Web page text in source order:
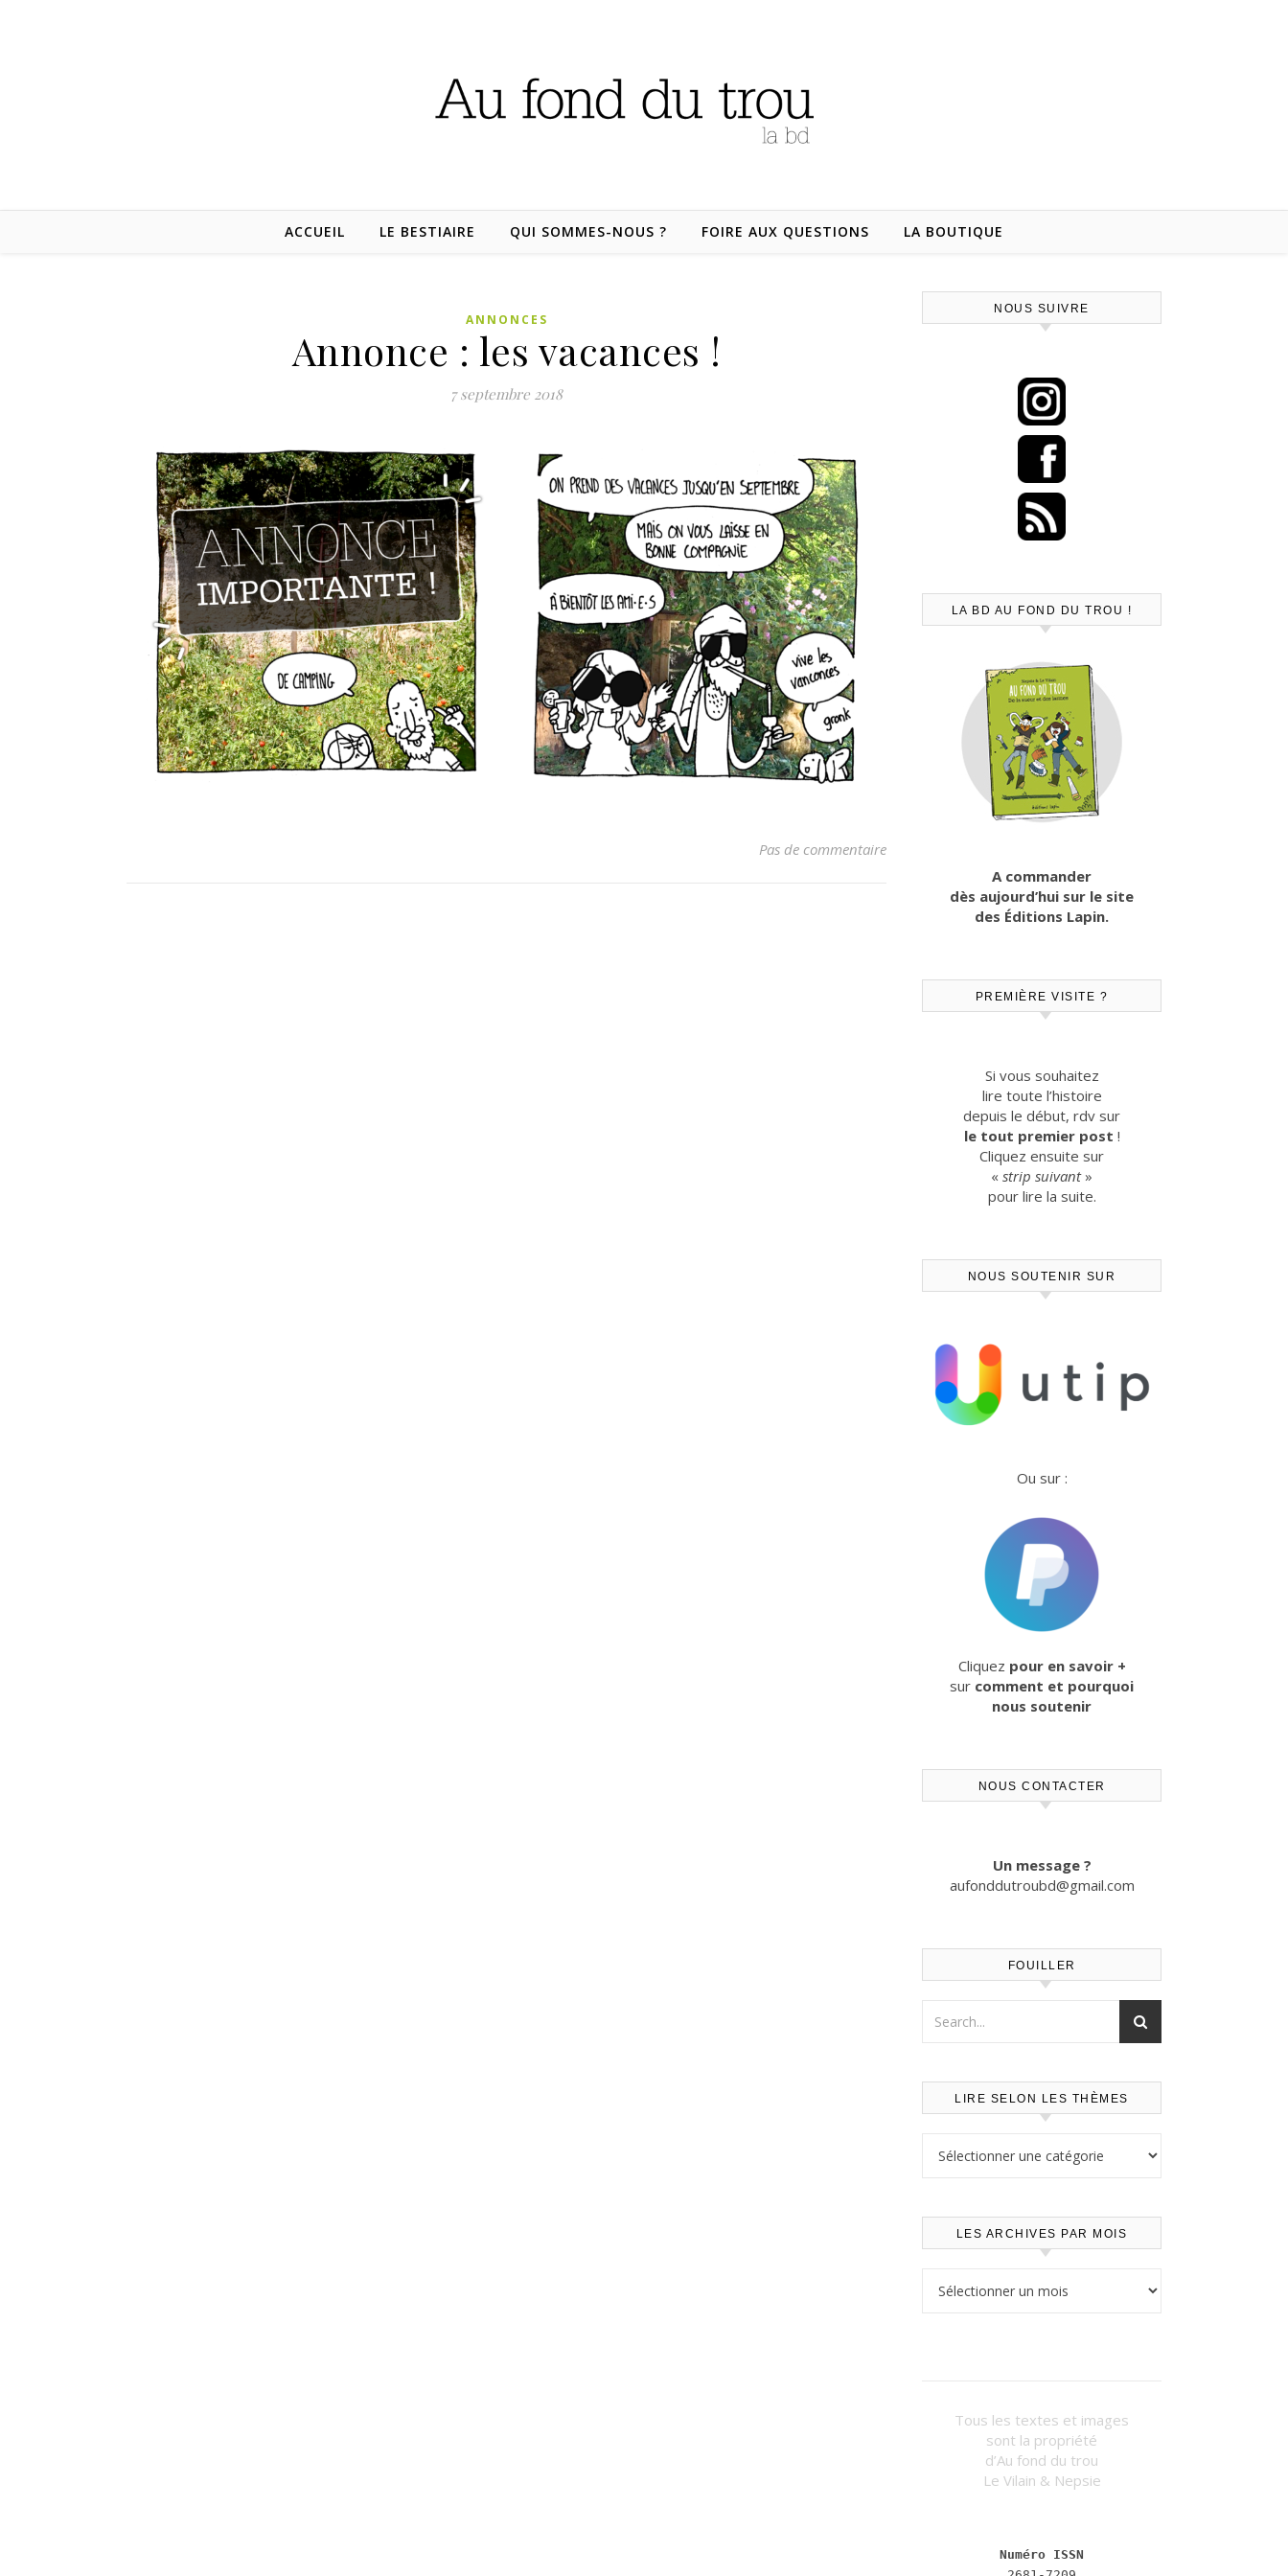
ACCUEIL LE BESTIAIRE QUI SOMMES-NOUS ? FOIRE AUX QUESTIONS LA BOUTIQUE
ANNONCES
Annonce : les vacances !
7 septembre 2018
Pas de commentaire
NOUS SUIVRE
LA BD AU FOND DU TROU !
A commander
dès aujourd’hui sur le site
des Éditions Lapin.
PREMIÈRE VISITE ?
Si vous souhaitez
lire toute l’histoire
depuis le début, rdv sur
le tout premier post !
Cliquez ensuite sur
« strip suivant»
pour lire la suite.
NOUS SOUTENIR SUR
Ou sur :
Cliquez pour en savoir +
sur comment et pourquoi
nous soutenir
NOUS CONTACTER
Un message ?
aufonddutroubd@gmail.com
FOUILLER
LIRE SELON LES THÈMES
LES ARCHIVES PAR MOIS
Tous les textes et images
sont la propriété
d’Au fond du trou
Le Vilain & Nepsie
Numéro ISSN